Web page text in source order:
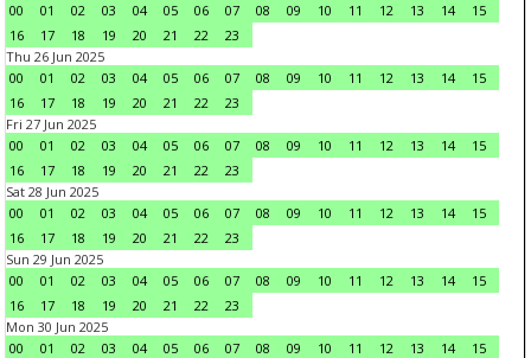
00
01 02 03 04 05 06 07 08 09 10 11 12 13 14
15
16
17 18 19 20 21 22
23
Thu 26 Jun 2025
00
01 02 03 04 05 06 07 08 09 10 11 12 13 14
15
16
17 18 19 20 21 22
23
Fri 27 Jun 2025
00
01 02 03 04 05 06 07 08 09 10 11 12 13 14
15
16
17 18 19 20 21 22
23
Sat 28 Jun 2025
00
01 02 03 04 05 06 07 08 09 10 11 12 13 14
15
16
17 18 19 20 21 22
23
Sun 29 Jun 2025
00
01 02 03 04 05 06 07 08 09 10 11 12 13 14
15
16
17 18 19 20 21 22
23
Mon 30 Jun 2025
00
01 02 03 04 05 06 07 08 09 10 11 12 13 14 15